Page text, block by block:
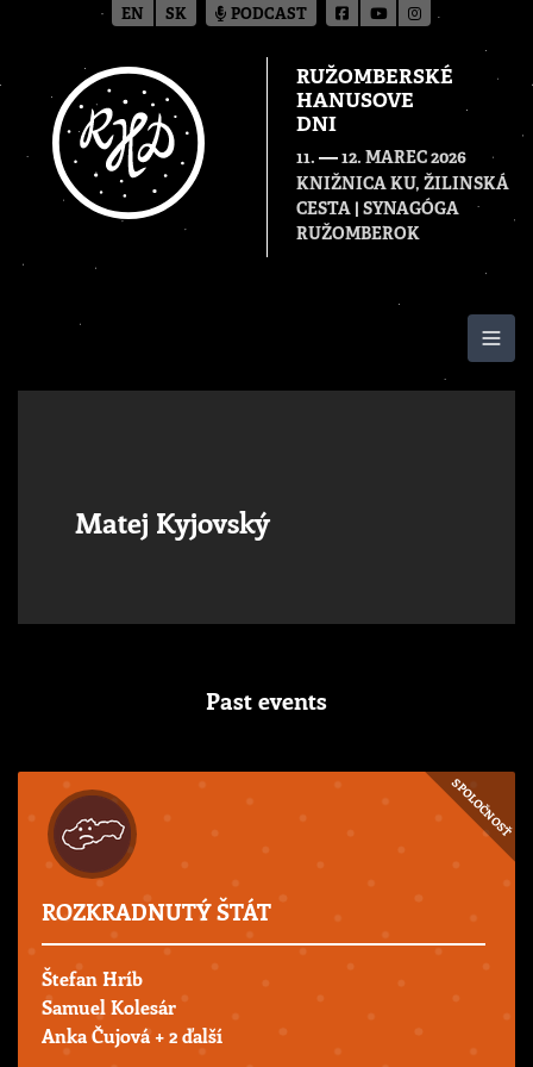
RUŽOMBERSKÉ
HANUSOVE
DNI
11. — 12. MAREC 2026
KNIŽNICA KU, ŽILINSKÁ
CESTA | SYNAGÓGA
RUŽOMBEROK
Matej Kyjovský
Past events
SPOLOČNOSŤ
ROZKRADNUTÝ ŠTÁT
Štefan Hríb
Samuel Kolesár
Anka Čujová+ 2 ďalší
EN SK PODCAST